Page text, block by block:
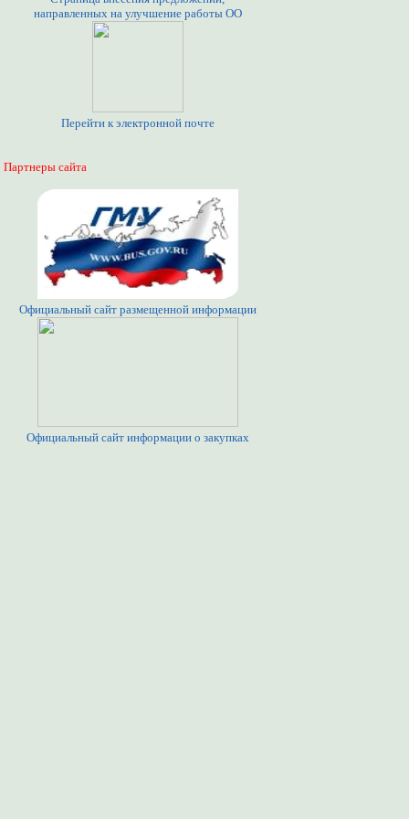
направленных на улучшение работы ОО
Перейти к электронной почте
Партнеры сайта
Официальный сайт размещенной информации
Официальный сайт информации о закупках